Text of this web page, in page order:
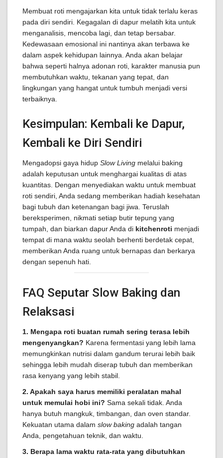
Membuat roti mengajarkan kita untuk tidak terlalu keras
pada diri sendiri. Kegagalan di dapur melatih kita untuk
menganalisis, mencoba lagi, dan tetap bersabar.
Kedewasaan emosional ini nantinya akan terbawa ke
dalam aspek kehidupan lainnya. Anda akan belajar
bahwa seperti halnya adonan roti, karakter manusia pun
membutuhkan waktu, tekanan yang tepat, dan
lingkungan yang hangat untuk tumbuh menjadi versi
terbaiknya.
Kesimpulan: Kembali ke Dapur,
Kembali ke Diri Sendiri
Mengadopsi gaya hidup Slow Living melalui baking
adalah keputusan untuk menghargai kualitas di atas
kuantitas. Dengan menyediakan waktu untuk membuat
roti sendiri, Anda sedang memberikan hadiah kesehatan
bagi tubuh dan ketenangan bagi jiwa. Teruslah
bereksperimen, nikmati setiap butir tepung yang
tumpah, dan biarkan dapur Anda di kitchenroti menjadi
tempat di mana waktu seolah berhenti berdetak cepat,
memberikan Anda ruang untuk bernapas dan berkarya
dengan sepenuh hati.
FAQ Seputar Slow Baking dan
Relaksasi
1. Mengapa roti buatan rumah sering terasa lebih
mengenyangkan? Karena fermentasi yang lebih lama
memungkinkan nutrisi dalam gandum terurai lebih baik
sehingga lebih mudah diserap tubuh dan memberikan
rasa kenyang yang lebih stabil.
2. Apakah saya harus memiliki peralatan mahal
untuk memulai hobi ini? Sama sekali tidak. Anda
hanya butuh mangkuk, timbangan, dan oven standar.
Kekuatan utama dalam slow baking adalah tangan
Anda, pengetahuan teknik, dan waktu.
3. Berapa lama waktu rata-rata yang dibutuhkan